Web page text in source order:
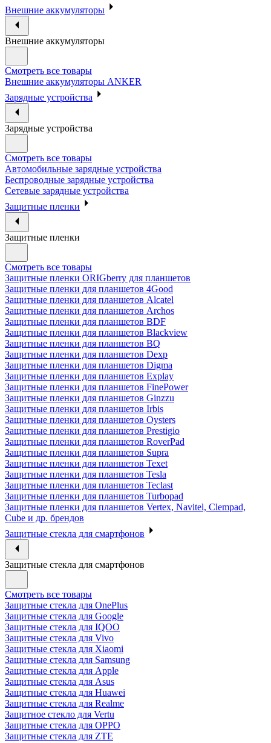
Внешние аккумуляторы
Внешние аккумуляторы
Смотреть все товары
Внешние аккумуляторы ANKER
Зарядные устройства
Зарядные устройства
Смотреть все товары
Автомобильные зарядные устройства
Беспроводные зарядные устройства
Сетевые зарядные устройства
Защитные пленки
Защитные пленки
Смотреть все товары
Защитные пленки ORIGberry для планшетов
Защитные пленки для планшетов 4Good
Защитные пленки для планшетов Alcatel
Защитные пленки для планшетов Archos
Защитные пленки для планшетов BDF
Защитные пленки для планшетов Blackview
Защитные пленки для планшетов BQ
Защитные пленки для планшетов Dexp
Защитные пленки для планшетов Digma
Защитные пленки для планшетов Explay
Защитные пленки для планшетов FinePower
Защитные пленки для планшетов Ginzzu
Защитные пленки для планшетов Irbis
Защитные пленки для планшетов Oysters
Защитные пленки для планшетов Prestigio
Защитные пленки для планшетов RoverPad
Защитные пленки для планшетов Supra
Защитные пленки для планшетов Texet
Защитные пленки для планшетов Tesla
Защитные пленки для планшетов Teclast
Защитные пленки для планшетов Turbopad
Защитные пленки для планшетов Vertex, Navitel, Clempad,
Cube и др. брендов
Защитные стекла для смартфонов
Защитные стекла для смартфонов
Смотреть все товары
Защитные стекла для OnePlus
Защитные стекла для Google
Защитные стекла для IQOO
Защитные стекла для Vivo
Защитные стекла для Xiaomi
Защитные стекла для Samsung
Защитные стекла для Apple
Защитные стекла для Asus
Защитные стекла для Huawei
Защитные стекла для Realme
Защитное стекло для Vertu
Защитные стекла для OPPO
Защитные стекла для ZTE